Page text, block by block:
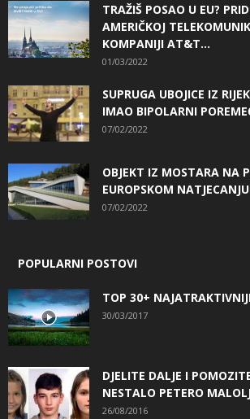
TRAŽIŠ POSAO U EU?
AMERIČKOJ
KOMPANIJI AT&T...
01/03/2022
SUPRUGA UBOJICE IZ
IMAO BIPOLARNI
07/02/2022
OBJEKT IZ MOSTARA NA
EUROPSKOM
07/02/2022
POPULARNI POSTOVI
TOP 30+
30/03/2017
DJELITE DALJE I
NESTALO PETERO
26/08/2016